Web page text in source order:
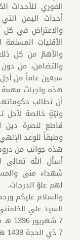
الفوري للأحداث
أحداث اليمن
والاعتراض في كل
الأقليات
والأهمّ من كل
والتضامن، من
سبعين عاماً من
هذه واجباتٌ مهمة
أن تطالب
ونيّةٍ خالصة
قاطع لنصرة دين
وطبقاً للوعد
هذه جوانب من
أسأل الله
شهداء منى
لهم علوّ الدرجات.
والسلام عليكم
السيد علي
7 شهريور 1396 هـ ش
7 ذي الحجة 1438 هـ ق